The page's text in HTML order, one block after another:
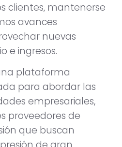
clientes, mantenerse
avances
nuevas
e ingresos.
plataforma
para abordar las
empresariales,
proveedores de
que buscan